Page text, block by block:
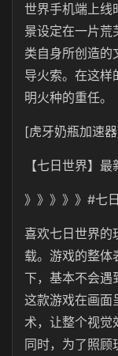
世界手机端上
景设定在一片荒
类自身所创造的
导火索。在这样
明火种的重任。
[虎牙奶瓶加速
【七日世界】
》》》》》#七
喜欢七日世界的
载。游戏的整体
下，基本不会遇
这款游戏在画面
术，让整个视觉
同时，为了照